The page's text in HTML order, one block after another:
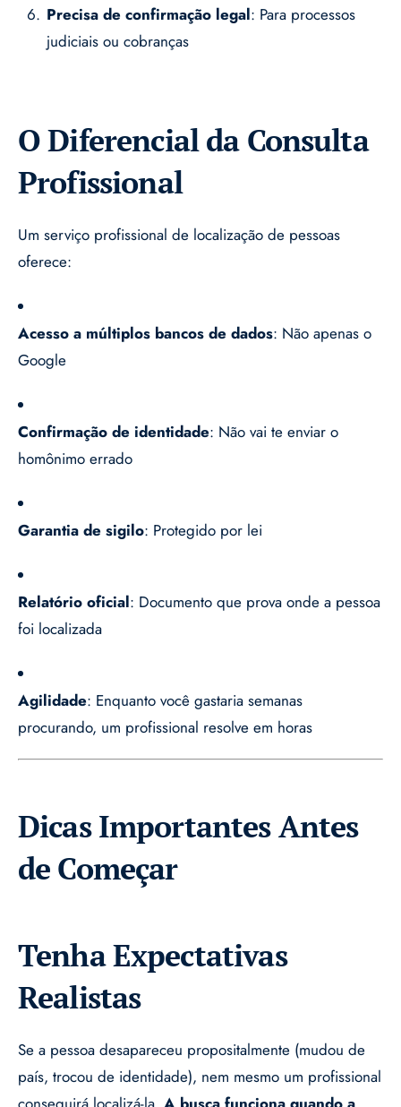
Precisa de confirmação legal: Para processos
judiciais ou cobranças
O Diferencial da Consulta
Profissional
Um serviço profissional de localização de pessoas
oferece:
Acesso a múltiplos bancos de dados: Não apenas o
Google
Confirmação de identidade: Não vai te enviar o
homônimo errado
Garantia de sigilo: Protegido por lei
Relatório oficial: Documento que prova onde a pessoa
foi localizada
Agilidade: Enquanto você gastaria semanas
procurando, um profissional resolve em horas
Dicas Importantes Antes
de Começar
Tenha Expectativas
Realistas
Se a pessoa desapareceu propositalmente (mudou de
país, trocou de identidade), nem mesmo um profissional